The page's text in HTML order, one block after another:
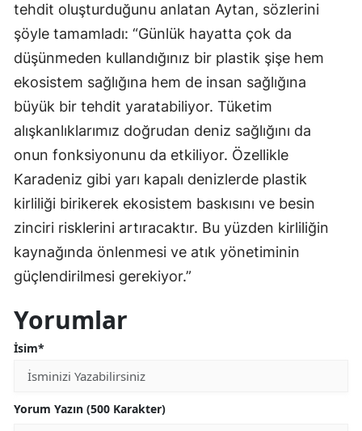
tehdit oluşturduğunu anlatan Aytan, sözlerini
şöyle tamamladı: “Günlük hayatta çok da
düşünmeden kullandığınız bir plastik şişe hem
ekosistem sağlığına hem de insan sağlığına
büyük bir tehdit yaratabiliyor. Tüketim
alışkanlıklarımız doğrudan deniz sağlığını da
onun fonksiyonunu da etkiliyor. Özellikle
Karadeniz gibi yarı kapalı denizlerde plastik
kirliliği birikerek ekosistem baskısını ve besin
zinciri risklerini artıracaktır. Bu yüzden kirliliğin
kaynağında önlenmesi ve atık yönetiminin
güçlendirilmesi gerekiyor.”
Yorumlar
İsim*
Yorum Yazın (500 Karakter)